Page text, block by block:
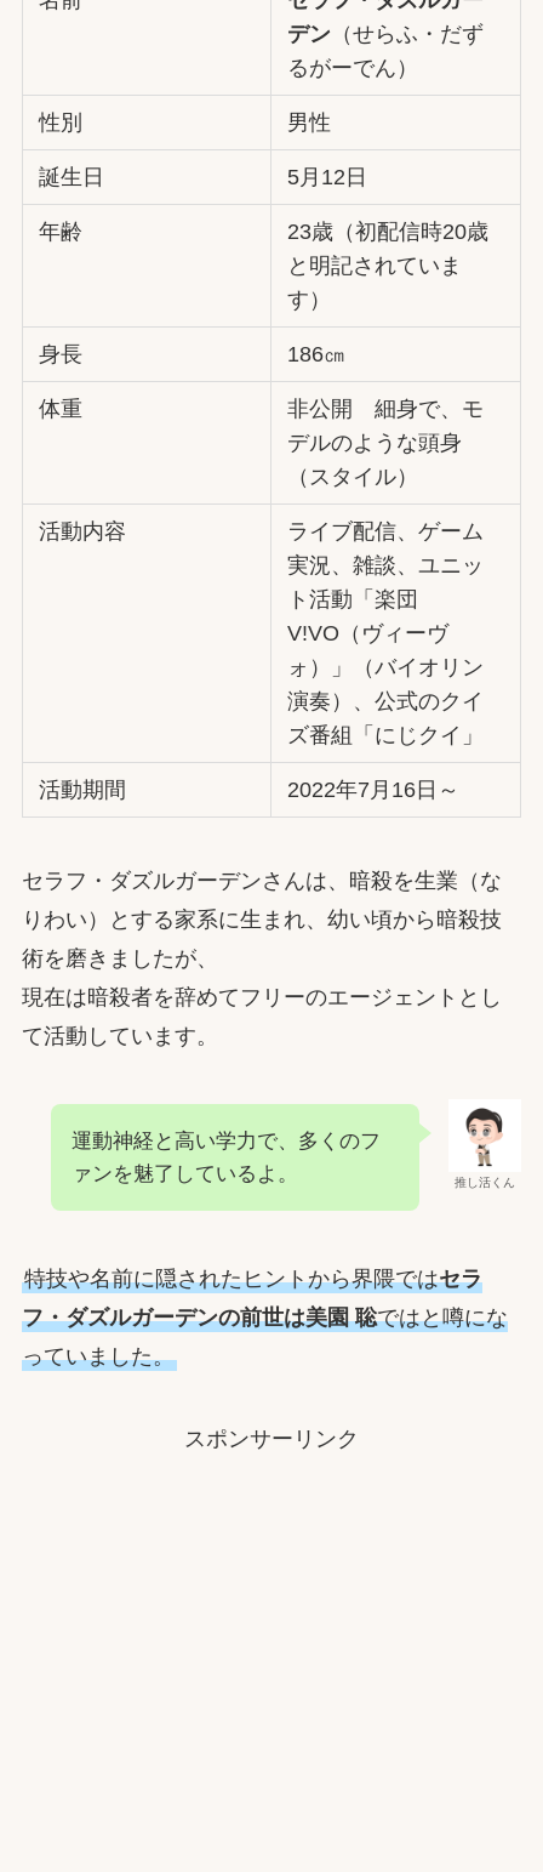
デン （せらふ・だず
るがーでん）
性別 男性
誕生日 5月12日
年齢
23歳（初配信時20歳
と明記されていま
す）
身長 186㎝
体重
非公開 細身で、モ
デルのような頭身
（スタイル）
活動内容
ライブ配信、ゲーム
実況、雑談、ユニッ
ト活動「楽団
V!VO（ヴィーヴ
ォ）」（バイオリン
演奏）、公式のクイ
ズ番組「にじクイ」
活動期間 2022年7月16日～
セラフ・ダズルガーデンさんは、暗殺を生業（な
りわい）とする家系に生まれ、幼い頃から暗殺技
術を磨きましたが、
現在は暗殺者を辞めてフリーのエージェントとし
て活動しています。
推し活くん
運動神経と高い学力で、多くのフ
ァンを魅了しているよ。
特技や名前に隠されたヒントから界隈ではセラ
フ・ダズルガーデンの前世は美園 聡ではと噂にな
っていました。
スポンサーリンク